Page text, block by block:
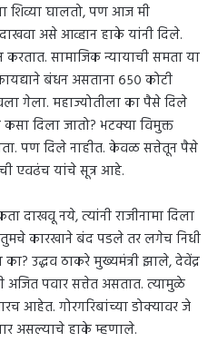
शिव्या घालतो, पण आज मी
असे आव्हान हाके यांनी दिले.
सामाजिक न्यायाची समता या
बंधन असताना ६५० कोटी
गेला. महाज्योतीला का पैसे दिले
कसा दिला जातो? भटक्या विमुक्त
पण दिले नाहीत. केवळ सत्तेतून पैसे
एवढंच यांचे सूत्र आहे.
दाखवू नये, त्यांनी राजीनामा दिला
कारखाने बंद पडले तर लगेच निधी
उद्धव ठाकरे मुख्यमंत्री झाले, देवेंद्र
पवार सत्तेत असतात. त्यामुळे
आहेत. गोरगरिबांच्या डोक्यावर जे
असल्याचे हाके म्हणाले.